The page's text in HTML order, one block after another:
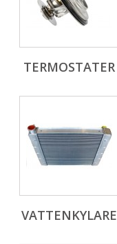
TERMOSTATER
VATTENKYLARE